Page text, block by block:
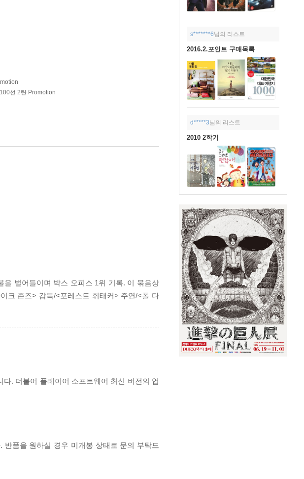
s*******6님의 리스트
2016.2.포인트 구매목록
d*****3님의 리스트
2010 2학기
선 2탄 Promotion
벌어들이며 박스 오피스 1위 기록. 이 묶음상
크 존즈> 감독/<포레스트 휘태커> 주연/<폴 다
. 더불어 플레이어 소프트웨어 최신 버전의 업
품을 원하실 경우 미개봉 상태로 문의 부탁드